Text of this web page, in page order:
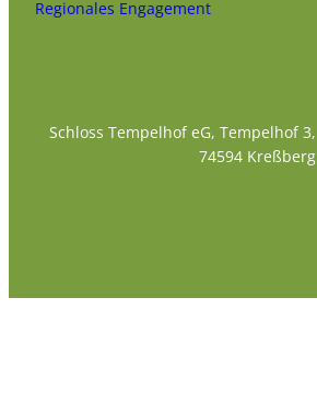
Regionales Engagement
Schloss Tempelhof eG, Tempelhof 3,
74594 Kreßberg